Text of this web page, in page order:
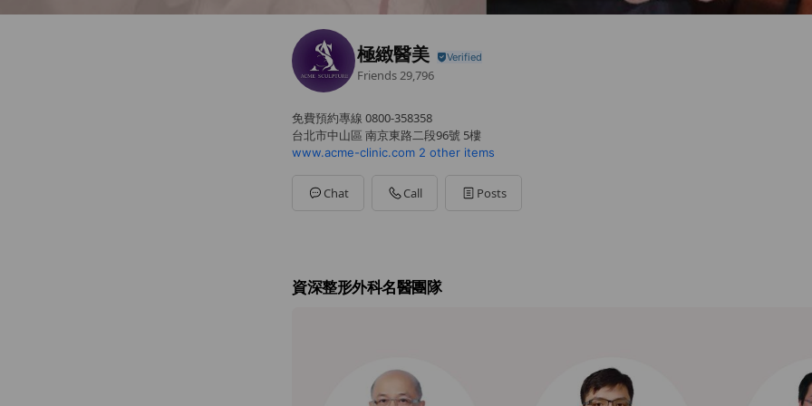
極緻醫美
Friends 29,796
免費預約專線 0800-358358
台北市中山區 南京東路二段96號 5樓
www.acme-clinic.com 2 other items
Chat Call Posts
資深整形外科名醫團隊